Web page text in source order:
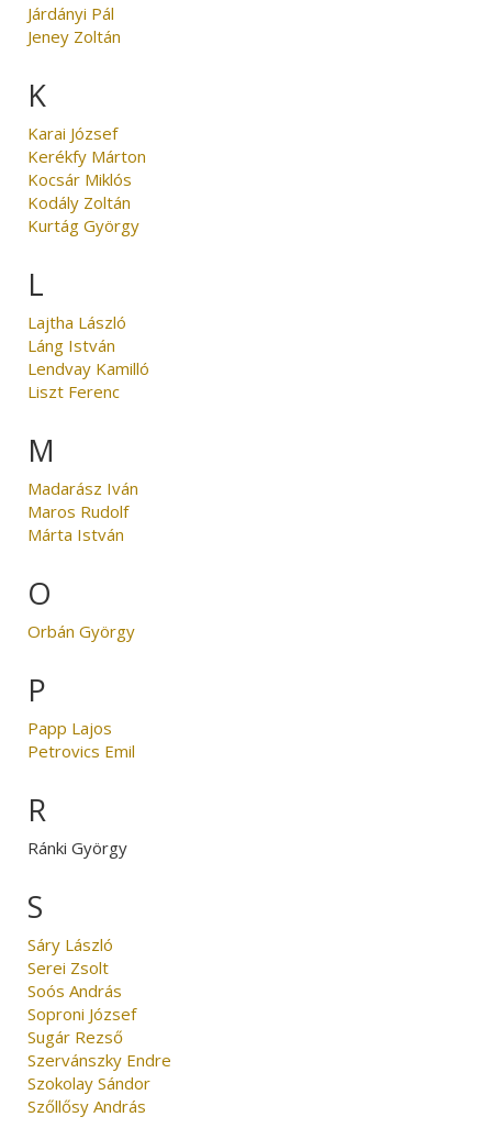
Járdányi Pál
Jeney Zoltán
K
Karai József
Kerékfy Márton
Kocsár Miklós
Kodály Zoltán
Kurtág György
L
Lajtha László
Láng István
Lendvay Kamilló
Liszt Ferenc
M
Madarász Iván
Maros Rudolf
Márta István
O
Orbán György
P
Papp Lajos
Petrovics Emil
R
Ránki György
S
Sáry László
Serei Zsolt
Soós András
Soproni József
Sugár Rezső
Szervánszky Endre
Szokolay Sándor
Szőllősy András